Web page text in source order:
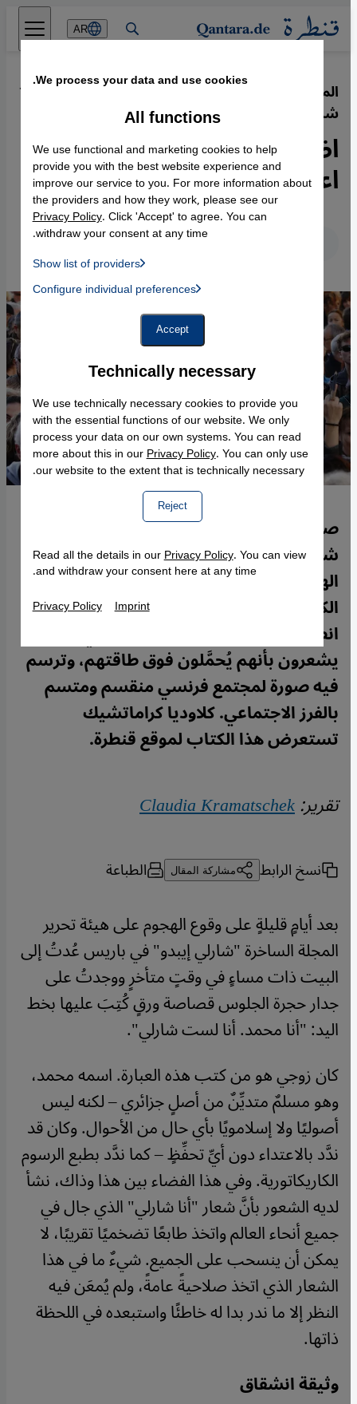
Direkt zum Inhalt springen
AR
المسلمون في فرنسا - كتاب: هل أنتم
شارلي؟
·
11.04.2015
اضطرار دائم لتبرئة الإسلام من
اعتداءات مرتكبة باسمه
English عربي
صدر كتاب إلكتروني بعنوان "هل أنتم
شارلي؟" في 25 / 02 / 2015، بعد أسابيع من
الهجوم على هيئة تحرير "شارلي إيبدو". وفي
الكتاب تقدم المؤلفة فيكتوريا شنايدر
انطباعات مسلمين يسكنون ضواحي باريس
يشعرون بأنهم يُحمَّلون فوق طاقتهم، وترسم
فيه صورة لمجتمع فرنسي منقسم ومتسم
بالفرز الاجتماعي. كلاوديا كراماتشيك
تستعرض هذا الكتاب لموقع قنطرة.
تقرير:Claudia Kramatschek
نسخ الرابط مشاركة المقال الطباعة
بعد أيامٍ قليلةٍ على وقوع الهجوم على هيئة تحرير
المجلة الساخرة "شارلي إيبدو" في باريس عُدتُ إلى
البيت ذات مساءٍ في وقتٍ متأخرٍ ووجدتُ على
جدار حجرة الجلوس قصاصة ورقٍ كُتِبَ عليها بخط
اليد: "أنا محمد. أنا لست شارلي".
كان زوجي هو من كتب هذه العبارة. اسمه محمد،
وهو مسلمٌ متديِّنٌ من أصلٍ جزائري – لكنه ليس
أصوليًا ولا إسلامويًا بأي حال من الأحوال. وكان قد
ندَّد بالاعتداء دون أيِّ تحفِّظٍ – كما ندَّد بطبع الرسوم
الكاريكاتورية. وفي هذا الفضاء بين هذا وذاك، نشأ
لديه الشعور بأنَّ شعار "أنا شارلي" الذي جال في
جميع أنحاء العالم واتخذ طابعًا تضخميًا تقريبًا، لا
يمكن أن ينسحب على الجميع. شيءٌ ما في هذا
الشعار الذي اتخذ صلاحيةً عامةً، ولم يُمعَن فيه
النظر إلا ما ندر بدا له خاطئًا واستبعده في اللحظة
ذاتها.
وثيقة انشقاق
We process your data and use cookies.
Technically necessary
We use technically necessary cookies to provide you
with the essential functions of our website. We only
process your data on our own systems. You can read
more about this in ourPrivacy Policy. You can only use
our website to the extent that is technically necessary.
Reject
All functions
We use functional and marketing cookies to help
provide you with the best website experience and
improve our service to you. For more information about
the providers and how they work, please see our
Privacy Policy. Click 'Accept' to agree. You can
withdraw your consent at any time.
Show list of providers
Instagram Embed, Twitter Embed, Youtube Embed
Facebook Embed / Facebook Connect
Google Maps Embed
Configure individual preferences
Accept
Read all the details in ourPrivacy Policy. You can view
and withdraw your consent here at any time.
Privacy Policy Imprint